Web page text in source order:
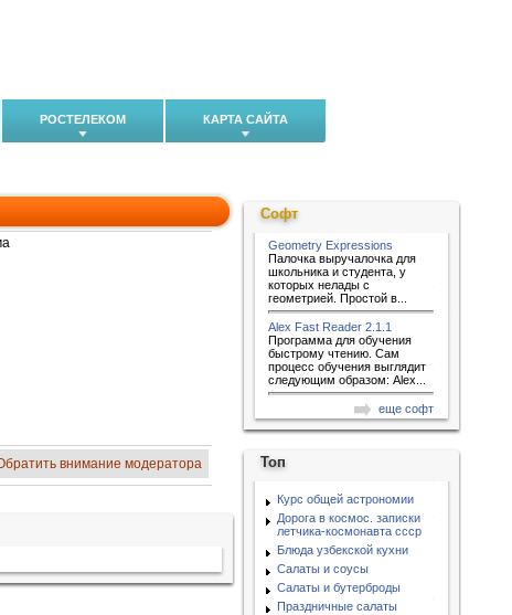
РОСТЕЛЕКОМ КАРТА САЙТА
внимание модератора
Софт
Geometry Expressions
Палочка выручалочка для
школьника и студента, у
которых нелады с
геометрией. Простой в...
Alex Fast Reader 2.1.1
Программа для обучения
быстрому чтению. Сам
процесс обучения выглядит
следующим образом: Alex...
еще софт
Топ
Курс общей астрономии
Дорога в космос. записки
летчика-космонавта ссср
Блюда узбекской кухни
Салаты и соусы
Салаты и бутерброды
Праздничные салаты